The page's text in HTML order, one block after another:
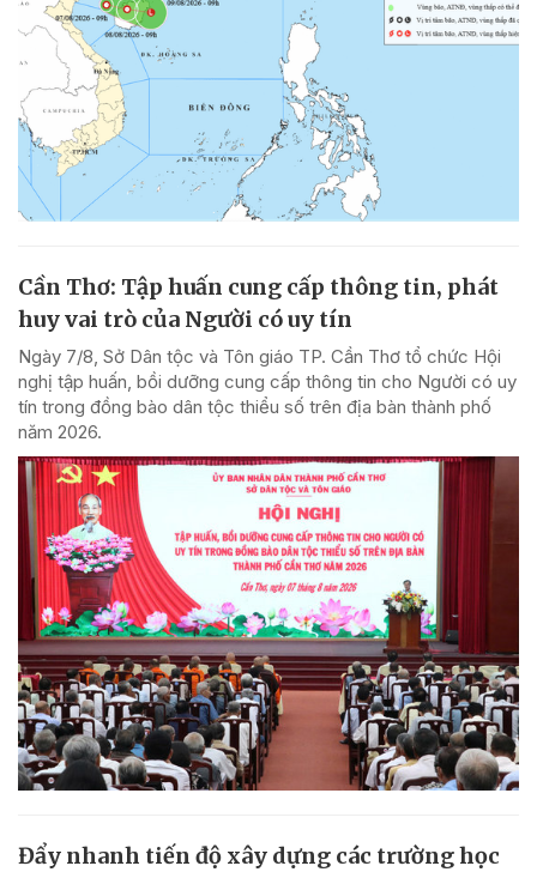
Cần Thơ: Tập huấn cung cấp thông tin, phát
huy vai trò của Người có uy tín
Ngày 7/8, Sở Dân tộc và Tôn giáo TP. Cần Thơ tổ chức Hội
nghị tập huấn, bồi dưỡng cung cấp thông tin cho Người có uy
tín trong đồng bào dân tộc thiểu số trên địa bàn thành phố
năm 2026.
Đẩy nhanh tiến độ xây dựng các trường học